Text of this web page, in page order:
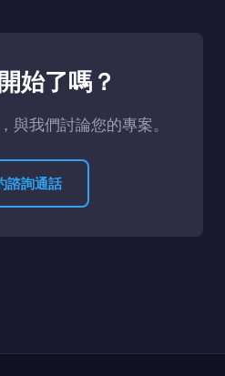
始了嗎？
與我們討論您的專案。
諮詢通話